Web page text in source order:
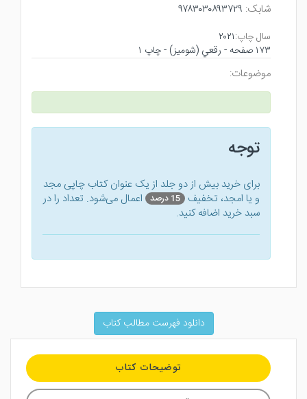
شابک: ۹۷۸۳۰۳۰۸۹۳۷۲۹
سال چاپ:۲۰۲۱
۱۷۳ صفحه - رقعي (شوميز) - چاپ ۱
موضوعات:
توجه
برای خرید بیش از دو جلد از یک عنوان کتاب‌ چاپی مجد
و یا امجد، تخفیف 15 درصد
اعمال می‌شود. تعداد را در
سبد خرید اضافه کنید.
دانلود فهرست مطالب کتاب
توضیحات کتاب